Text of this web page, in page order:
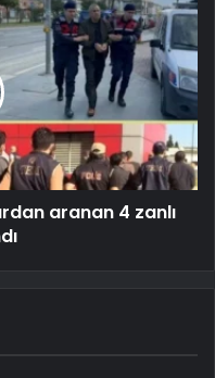
aranan 4 zanlı